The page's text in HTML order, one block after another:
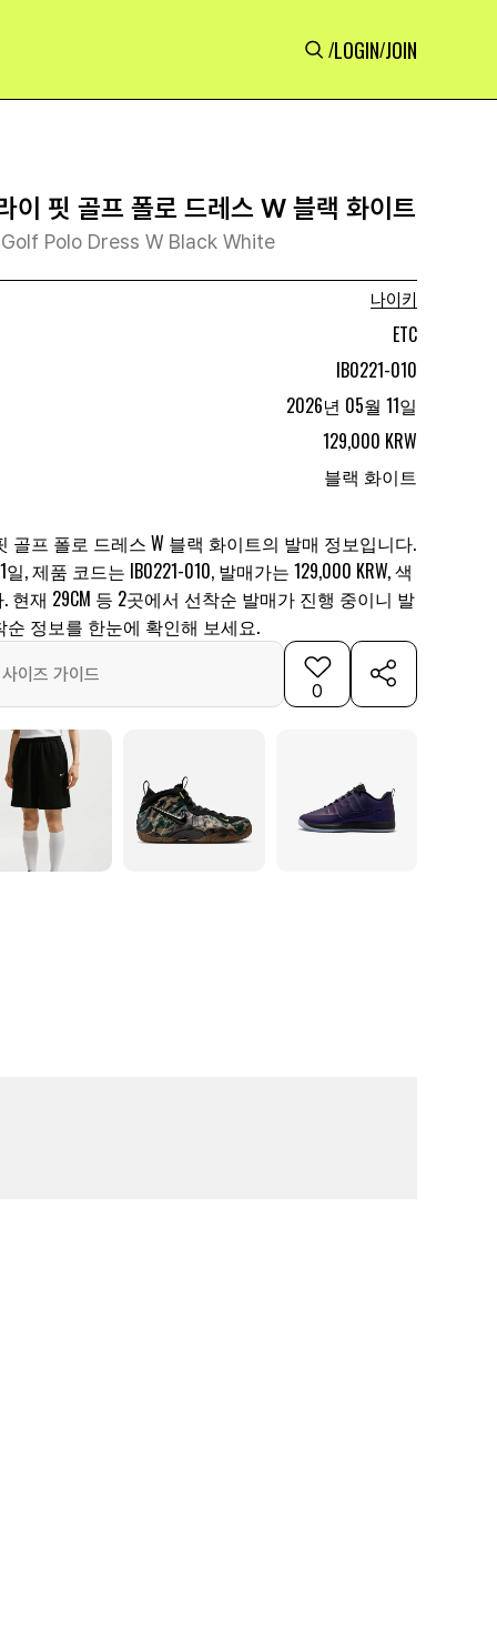
/LOGIN/JOIN
이 핏 골프 폴로 드레스 W 블랙 화이트
Polo Dress W Black White
나이키
ETC
IB0221-010
2026년 05월 11일
129,000 KRW
블랙 화이트
골프 폴로 드레스 W 블랙 화이트의 발매 정보입니다.
, 제품 코드는 IB0221-010, 발매가는 129,000 KRW, 색
현재 29CM 등 2곳에서 선착순 발매가 진행 중이니 발
순 정보를 한눈에 확인해 보세요.
사이즈 가이드
0